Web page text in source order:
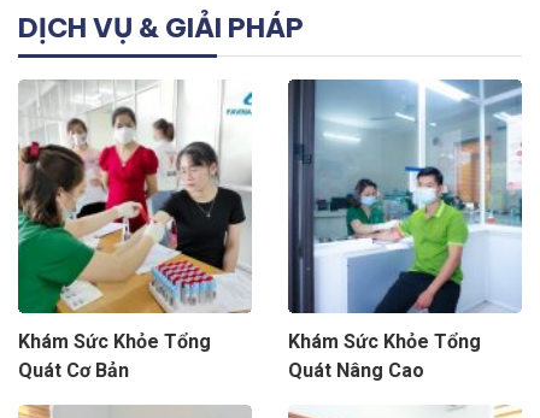
DỊCH VỤ & GIẢI PHÁP
Khám Sức Khỏe Tổng
Quát Cơ Bản
Khám Sức Khỏe Tổng
Quát Nâng Cao